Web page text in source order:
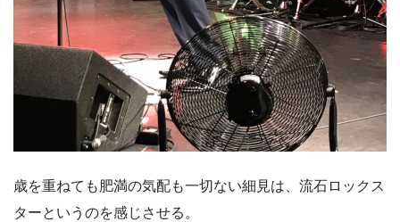
歳を重ねても肥満の気配も一切ない細見は、流石ロックス
ターというのを感じさせる。